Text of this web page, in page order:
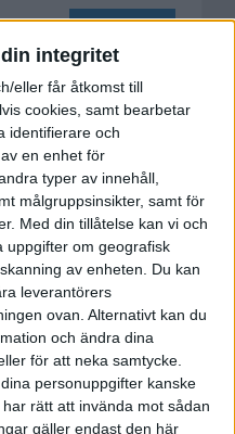
integritet
eller får åtkomst till
cookies, samt bearbetar
identifierare och
en enhet för
typer av innehåll,
målgruppsinsikter, samt för
Med din tillåtelse kan vi och
uppgifter om geografisk
av enheten. Du kan
leverantörers
ovan. Alternativt kan du
och ändra dina
för att neka samtycke.
personuppgifter kanske
rätt att invända mot sådan
gäller endast den här
Skriv svar
man har
pengar i